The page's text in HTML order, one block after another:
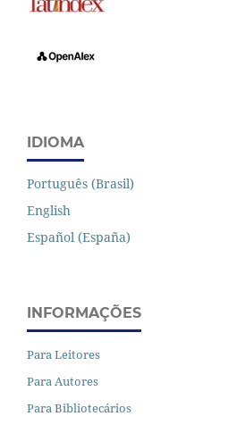
IDIOMA
Português (Brasil)
English
Español (España)
INFORMAÇÕES
Para Leitores
Para Autores
Para Bibliotecários